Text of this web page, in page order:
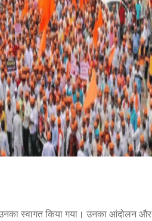
स्वागत किया गया। उनका आंदोलन और